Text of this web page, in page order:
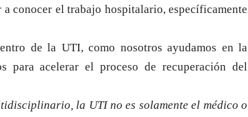
conocer el trabajo hospitalario, específicamente
de la UTI, como nosotros ayudamos en la
para acelerar el proceso de recuperación del
la UTI no es solamente el médico o